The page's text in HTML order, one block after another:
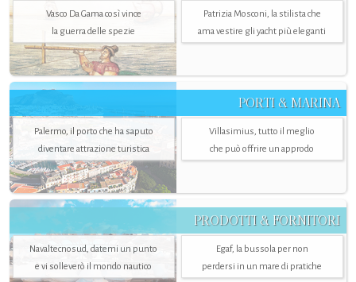
Vasco Da Gama così vince
la guerra delle spezie
Patrizia Mosconi, la stilista che
ama vestire gli yacht più eleganti
PORTI & MARINA
Palermo, il porto che ha saputo
diventare attrazione turistica
Villasimius, tutto il meglio
che può offrire un approdo
PRODOTTI & FORNITORI
Navaltecnosud, datemi un punto
e vi solleverò il mondo nautico
Egaf, la bussola per non
perdersi in un mare di pratiche